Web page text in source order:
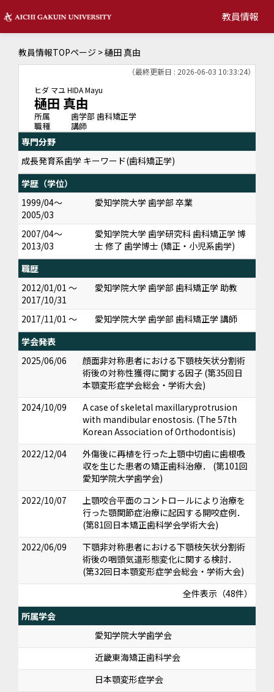
教員情報
教員情報TOPページ > 樋田 真由
（最終更新日 : 2026-06-03 10:33:24）
ヒダ マユ HIDA Mayu
樋田 真由
所属
歯学部 歯科矯正学
職種
講師
専門分野
成長発育系歯学 キーワード(歯科矯正学)
学歴（学位）
1999/04～
2005/03
愛知学院大学 歯学部 卒業
2007/04～
2013/03
愛知学院大学 歯学研究科 歯科矯正学 博
士 修了 歯学博士 (矯正・小児系歯学)
職歴
2012/01/01 ～
2017/10/31
愛知学院大学 歯学部 歯科矯正学 助教
2017/11/01 ～
愛知学院大学 歯学部 歯科矯正学 講師
学会発表
2025/06/06
顔面非対称患者における下顎枝矢状分割術
術後の対称性獲得に関する因子 (第35回日
本顎変形症学会総会・学術大会)
2024/10/09
A case of skeletal maxillaryprotrusion
with mandibular enostosis. (The 57th
Korean Association of Orthodontisis)
2022/12/04
外傷後に再植を行った上顎中切歯に歯根吸
収を生じた患者の矯正歯科治療． (第101回
愛知学院大学歯学会)
2022/10/07
上顎咬合平面のコントロールにより治療を
行った顎関節症治療に起因する開咬症例．
(第81回日本矯正歯科学会学術大会)
2022/06/09
下顎非対称患者における下顎枝矢状分割術
術後の咽頭気道形態変化に関する検討．
(第32回日本顎変形症学会総会・学術大会)
全件表示（48件）
所属学会
愛知学院大学歯学会
近畿東海矯正歯科学会
日本顎変形症学会